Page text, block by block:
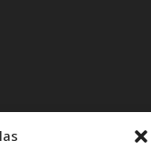
Králové